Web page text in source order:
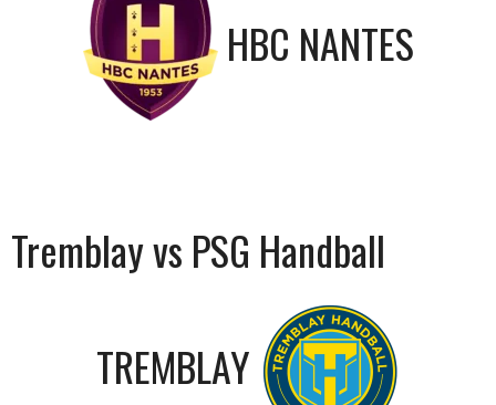
HBC NANTES
Tremblay vs PSG Handball
TREMBLAY